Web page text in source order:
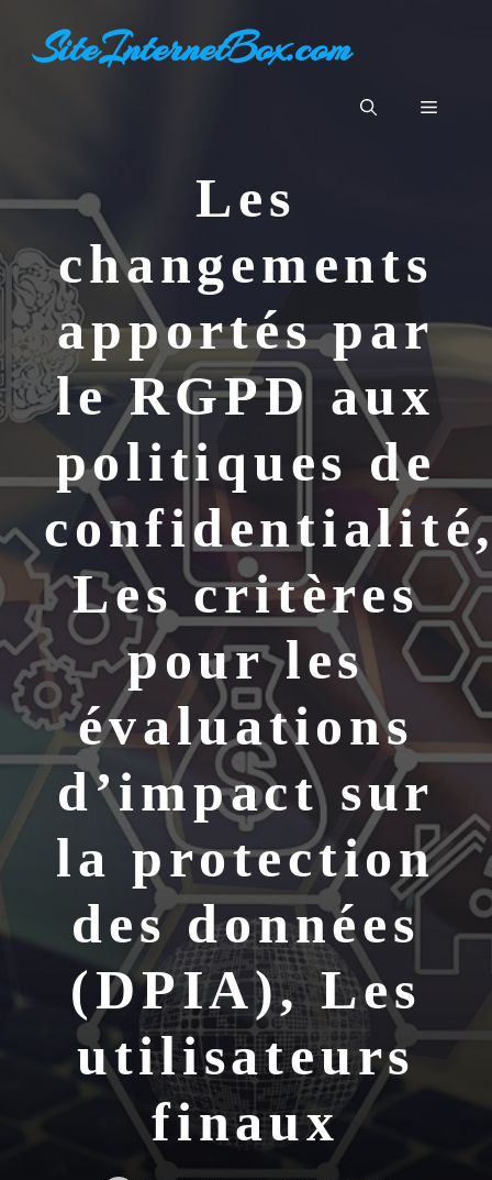
contenuSiteInternetBox.com
Menu
Les
changements
apportés par
le RGPD aux
politiques de
Les critères
pour les
évaluations
d’impact sur
la protection
des données
(DPIA), Les
utilisateurs
finaux